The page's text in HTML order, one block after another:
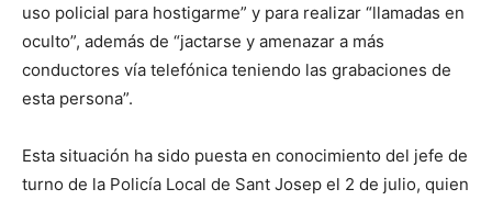
uso policial para hostigarme” y para realizar “llamadas en
oculto”, además de “jactarse y amenazar a más
conductores vía telefónica teniendo las grabaciones de
esta persona”.
Esta situación ha sido puesta en conocimiento del jefe de
turno de la Policía Local de Sant Josep el 2 de julio, quien